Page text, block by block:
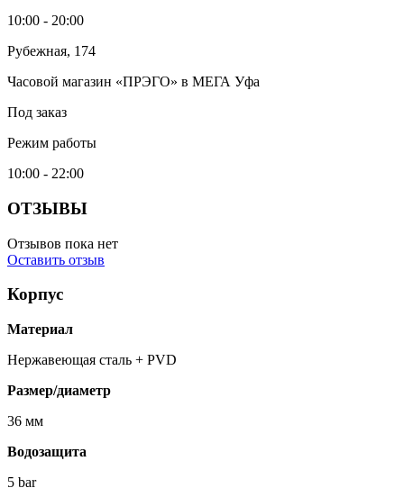
10:00 - 20:00
Рубежная, 174
Часовой магазин «ПРЭГО» в МЕГА Уфа
Под заказ
Режим работы
10:00 - 22:00
ОТЗЫВЫ
Отзывов пока нет
Оставить отзыв
Корпус
Материал
Нержавеющая сталь + PVD
Размер/диаметр
36 мм
Водозащита
5 bar